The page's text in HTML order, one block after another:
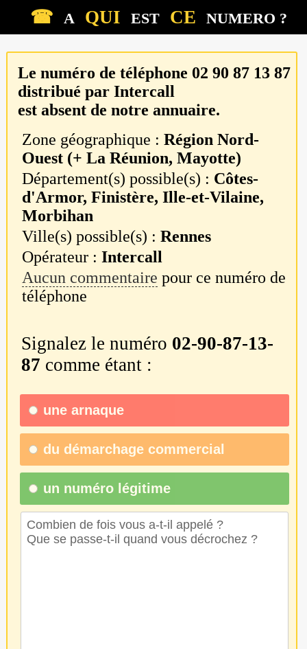
☎ A QUI EST CE NUMERO ?
Le numéro de téléphone 02 90 87 13 87
distribué par Intercall
est absent de notre annuaire.
Zone géographique :Région Nord-
Ouest (+ La Réunion, Mayotte)
Département(s) possible(s) : Côtes-
d'Armor, Finistère, Ille-et-Vilaine,
Morbihan
Ville(s) possible(s) :Rennes
Opérateur :Intercall
Aucun commentaire pour ce numéro de
téléphone
Signalez le numéro 02-90-87-13-
87 comme étant :
une arnaque
du démarchage commercial
un numéro légitime